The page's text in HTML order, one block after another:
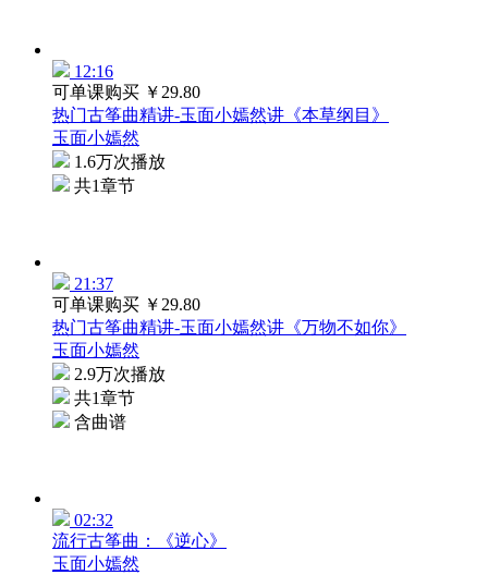
12:16
可单课购买 ￥29.80
热门古筝曲精讲-玉面小嫣然讲《本草纲目》
玉面小嫣然
1.6万次播放
共1章节
21:37
可单课购买 ￥29.80
热门古筝曲精讲-玉面小嫣然讲《万物不如你》
玉面小嫣然
2.9万次播放
共1章节
含曲谱
02:32
流行古筝曲：《逆心》
玉面小嫣然